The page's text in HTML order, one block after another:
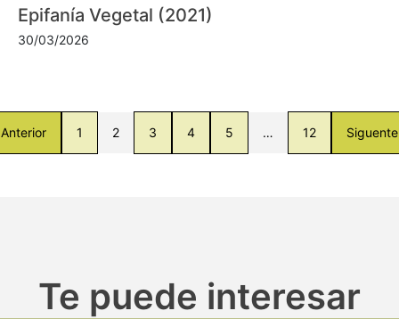
Epifanía Vegetal (2021)
30/03/2026
Anterior 1 2 3 4 5 … 12 Siguente
Te puede interesar